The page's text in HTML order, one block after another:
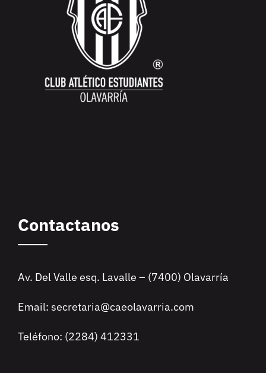
Contactanos
Av. Del Valle esq. Lavalle – (7400) Olavarría
Email: secretaria@caeolavarria.com
Teléfono: (2284) 412331